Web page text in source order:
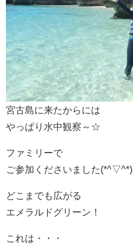
宮古島に来たからには
やっぱり水中観察～☆
ファミリーで
ご参加くださいました(*^▽^*)
どこまでも広がる
エメラルドグリーン！
これは・・・